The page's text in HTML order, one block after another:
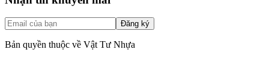
Đăng ký
Bản quyền thuộc về Vật Tư Nhựa